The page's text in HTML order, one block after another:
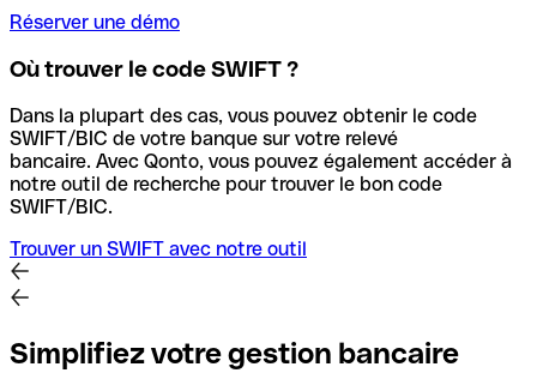
Réserver une démo
Où trouver le code SWIFT ?
Dans la plupart des cas, vous pouvez obtenir le code
SWIFT/BIC de votre banque sur votre relevé
bancaire. Avec Qonto, vous pouvez également accéder à
notre outil de recherche pour trouver le bon code
SWIFT/BIC.
Trouver un SWIFT avec notre outil
Simplifiez votre gestion bancaire